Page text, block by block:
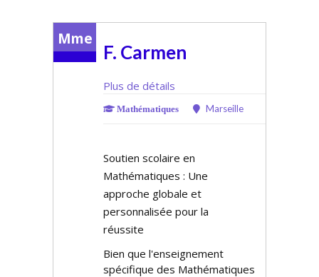
Mme
F. Carmen
Plus de détails
Mathématiques Marseille
Soutien scolaire en
Mathématiques : Une
approche globale et
personnalisée pour la
réussite
Bien que l'enseignement
spécifique des Mathématiques